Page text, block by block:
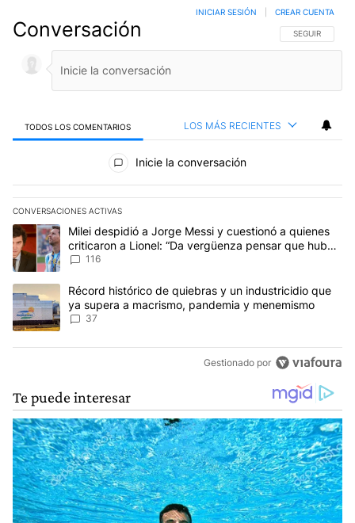
Conversación SIGA ESTA
SEGUIR
INICIAR SESIÓN CREAR CUENTA
TODOS LOS COMENTARIOS LOS MÁS RECIENTES
Todos los comentarios
Inicie la conversación
CONVERSACIONES ACTIVAS
Este listado muestra los artículos con más comentarios en los
Un artículo de tendencia con el título "Milei despidió a Jorge
Milei despidió a Jorge Messi y cuestionó a quienes
criticaron a Lionel: “Da vergüenza pensar que hubo
anti-Messi”
116
Un artículo de tendencia con el título "Récord histórico de
Récord histórico de quiebras y un industricidio que
ya supera a macrismo, pandemia y menemismo
37
Gestionado por